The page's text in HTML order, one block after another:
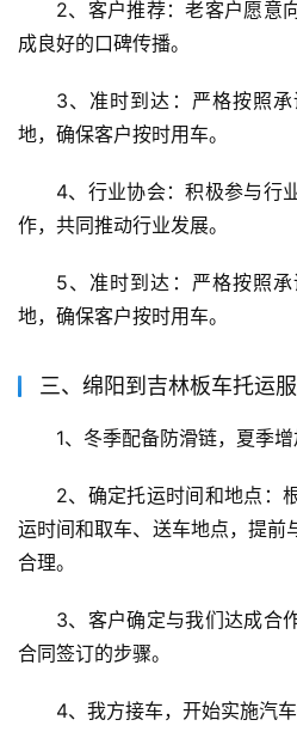
2、客户推荐：老客户愿意
成良好的口碑传播。
3、准时到达：严格按照
地，确保客户按时用车。
4、行业协会：积极参与行
作，共同推动行业发展。
5、准时到达：严格按照
地，确保客户按时用车。
三、绵阳到吉林板车托运
1、冬季配备防滑链，夏季增
2、确定托运时间和地点：
运时间和取车、送车地点，提前
合理。
3、客户确定与我们达成合
合同签订的步骤。
4、我方接车，开始实施汽